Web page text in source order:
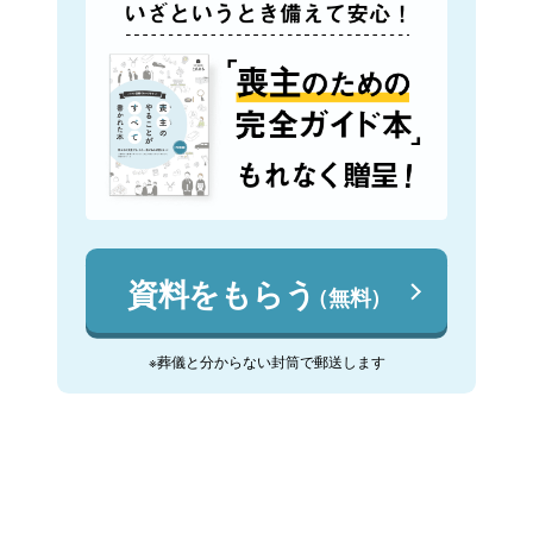
資料をもらう（無料）
※葬儀と分からない封筒で郵送します